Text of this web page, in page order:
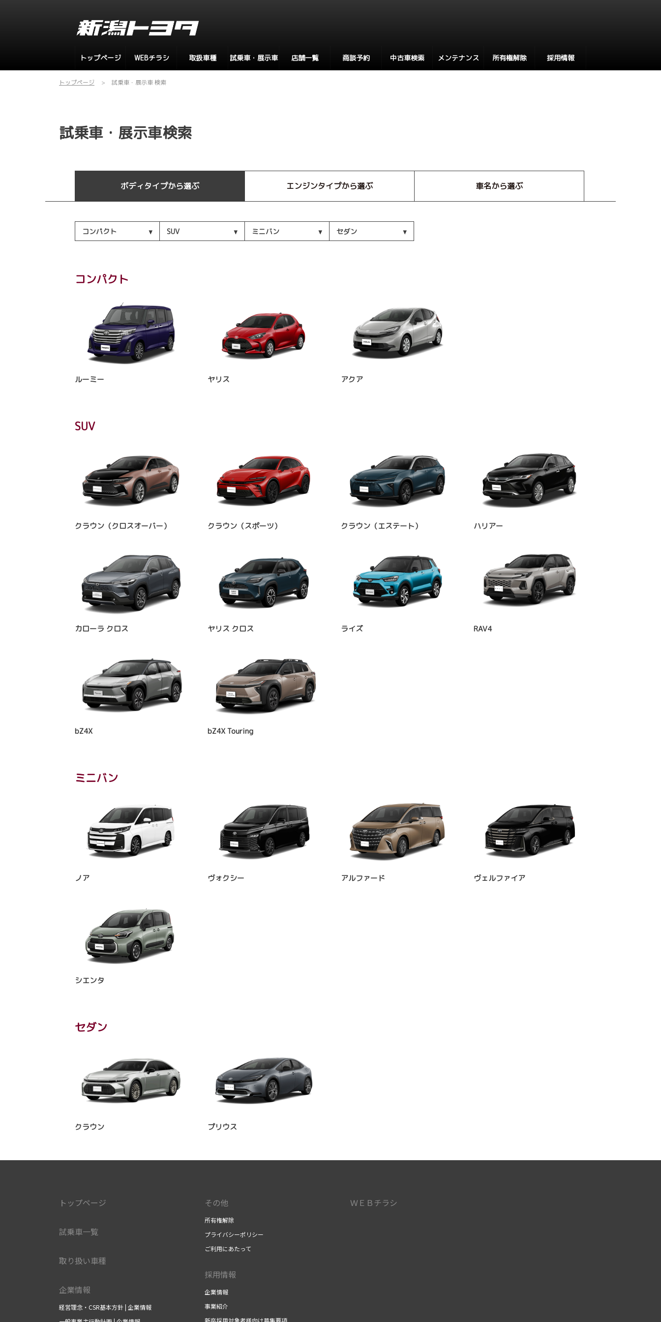
トップページ WEBチラシ 取扱車種 試乗車・展示車 店舗一覧 商談予約 中古車検索 メンテナンス 所有権解除 採用情報
トップページ 試乗車・展示車 検索
試乗車・展示車検索
ボディタイプから選ぶ エンジンタイプから選ぶ 車名から選ぶ
コンパクト SUV ミニバン セダン
コンパクト
ルーミー ヤリス アクア
SUV
クラウン（クロスオーバー） クラウン（スポーツ） クラウン（エステート） ハリアー
カローラ クロス ヤリス クロス ライズ RAV4
bZ4X bZ4X Touring
ミニバン
ノア ヴォクシー アルファード ヴェルファイア
シエンタ
セダン
クラウン プリウス
トップページ
試乗車一覧
取り扱い車種
企業情報
経営理念・CSR基本方針 | 企業情報
その他
所有権解除
プライバシーポリシー
ご利用にあたって
採用情報
企業情報
事業紹介
ＷＥＢチラシ